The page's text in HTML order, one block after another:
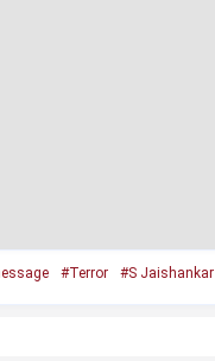
#Terror #S Jaishankar